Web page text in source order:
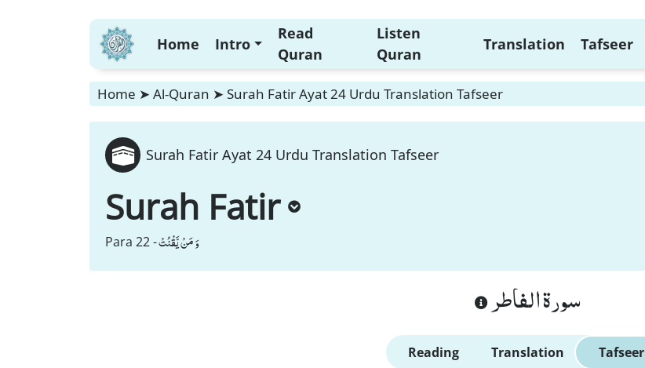
Home Intro
Read
Quran
Listen
Quran
Translation Tafseer
Home ➤ Al-Quran ➤ Surah Fatir Ayat 24 Urdu Translation Tafseer
Surah Fatir Ayat 24 Urdu Translation Tafseer
Surah Fatir
Para 22 -وَ مَنْ یَّقْنُتْ
سورة الفاطر
Reading Translation Tafseer